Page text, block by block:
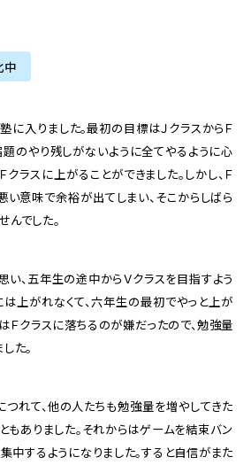
中
に入りました。最初の目標はＪクラスからＦ
題のやり残しがないように全てやるように心
クラスに上がることができました。しかし、Ｆ
い意味で余裕が出てしまい、そこからしばら
でした。
、五年生の途中からＶクラスを目指すよう
は上がれなくて、六年生の最初でやっと上が
Ｆクラスに落ちるのが嫌だったので、勉強量
た。
つれて、他の人たちも勉強量を増やしてきた
もありました。それからはゲームを結束バン
中するようになりました。すると自信がまた